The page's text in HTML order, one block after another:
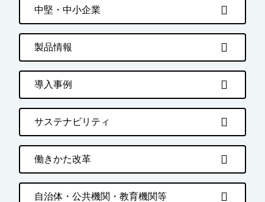
中堅・中小企業
製品情報
導入事例
サステナビリティ
働きかた改革
自治体・公共機関・教育機関等